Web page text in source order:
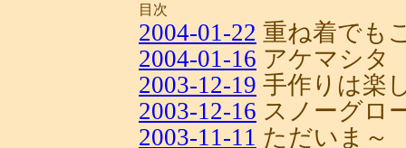
目次
2004-01-22 重ね着でも
2004-01-16 アケマシ
2003-12-19 手作りは楽
2003-12-16 スノーグロ
2003-11-11 ただいま～